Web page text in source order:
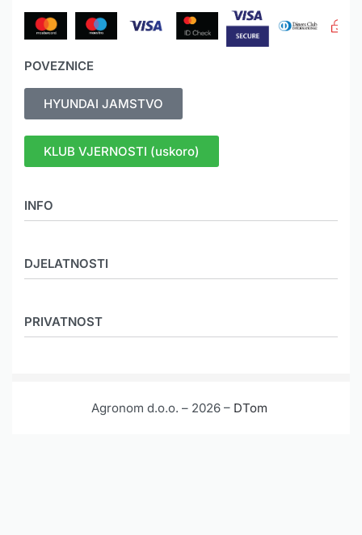
DJELATNOSTI
KOOPERACIJA
PRIVATNOST
Pravila o korištenju kolačića
INFO
Novosti
Galerija
Karijera
POVEZNICE
HYUNDAI JAMSTVO
KLUB VJERNOSTI (uskoro)
Agronom d.o.o. – 2026 – DTom